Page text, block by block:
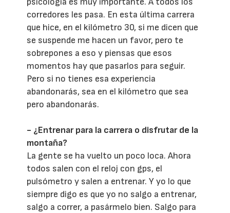
corredores les pasa. En esta última carrera
que hice, en el kilómetro 30, si me dicen que
se suspende me hacen un favor, pero te
sobrepones a eso y piensas que esos
momentos hay que pasarlos para seguir.
Pero si no tienes esa experiencia
abandonarás, sea en el kilómetro que sea
pero abandonarás.
- ¿Entrenar para la carrera o disfrutar de la
montaña?
La gente se ha vuelto un poco loca. Ahora
todos salen con el reloj con gps, el
pulsómetro y salen a entrenar. Y yo lo que
siempre digo es que yo no salgo a entrenar,
salgo a correr, a pasármelo bien. Salgo para